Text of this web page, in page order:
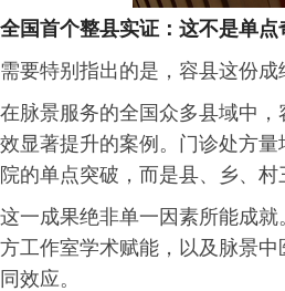
全国首个整县实证：这不是单点
需要特别指出的是，容县这份
在脉景服务的全国众多县域中
效显著提升的案例。门诊处方
院的单点突破，而是县、乡、
这一成果绝非单一因素所能成
方工作室学术赋能，以及脉景
同效应。